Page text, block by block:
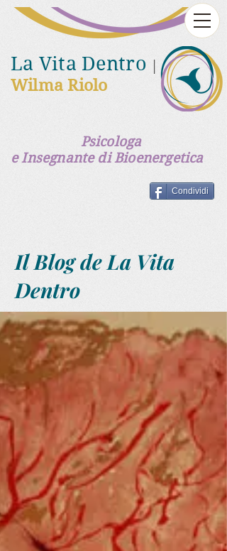
La Vita Dentro
Wilma Riolo
Condividi
Psicologa
e Insegnante di Bioenergetica
Il Blog de La Vita
Dentro